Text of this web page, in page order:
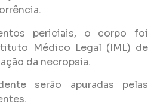
periciais, o corpo foi
Médico Legal (IML) de
da necropsia.
serão apuradas pelas